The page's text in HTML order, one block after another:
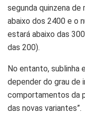
segunda quinzena
abaixo dos 2400 e o
estará abaixo das
das 200).
No entanto, sublinha
depender do grau de
comportamentos da
das novas variantes”.